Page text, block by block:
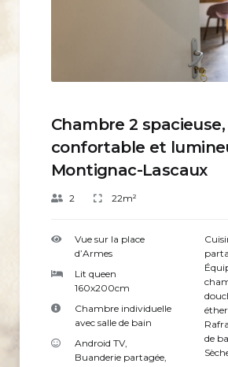
Chambre 2 spacieuse,
confortable et
Montignac-Lascaux
2 22m²
Vue sur la place
d’Armes
Lit queen
160x200cm
Chambre individuelle
avec salle de bain
Android TV,
Buanderie partagée,
de